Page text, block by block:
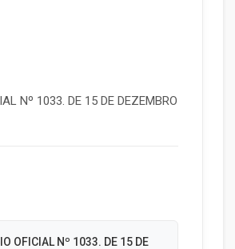
Nº 1033. DE 15 DE DEZEMBRO
OFICIAL Nº 1033. DE 15 DE